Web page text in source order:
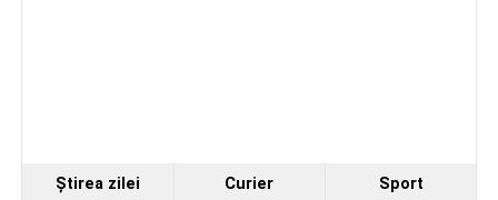
Ştirea zilei Curier Sport